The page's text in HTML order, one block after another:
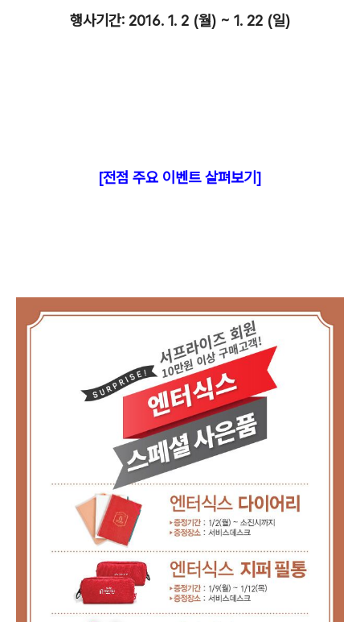
행사기간: 2016. 1. 2 (월) ~ 1. 22 (일)
[전점 주요 이벤트 살펴보기]